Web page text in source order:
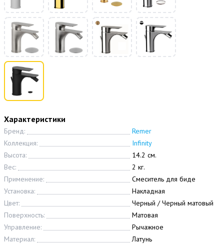
Характеристики
Бренд:
Remer
Коллекция:
Infinity
Высота:
14.2 см.
Вес:
2 кг.
Применение:
Смеситель для биде
Установка:
Накладная
Цвет:
Черный / Черный матовый
Поверхность:
Матовая
Управление:
Рычажное
Материал:
Латунь